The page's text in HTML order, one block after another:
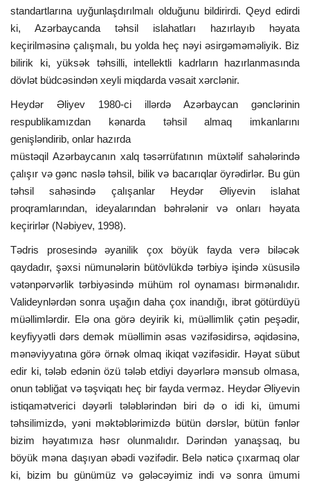
standartlarına uyğunlaşdırılmalı olduğunu bildirirdi. Qeyd edirdi
ki, Azərbaycanda təhsil islahatları hazırlayıb həyata
keçirilməsinə çalışmalı, bu yolda heç nəyi əsirgəməməliyik. Biz
bilirik ki, yüksək təhsilli, intellektli kadrların hazırlanmasında
dövlət büdcəsindən xeyli miqdarda vəsait xərclənir.
Heydər Əliyev 1980-ci illərdə Azərbaycan gənclərinin
respublikamızdan kənarda təhsil almaq imkanlarını
genişləndirib, onlar hazırda
müstəqil Azərbaycanın xalq təsərrüfatının müxtəlif sahələrində
çalışır və gənc nəslə təhsil, bilik və bacarıqlar öyrədirlər. Bu gün
təhsil sahəsində çalışanlar Heydər Əliyevin islahat
proqramlarından, ideyalarından bəhrələnir və onları həyata
keçirirlər (Nəbiyev, 1998).
Tədris prosesində əyanilik çox böyük fayda verə biləcək
qaydadır, şəxsi nümunələrin bütövlükdə tərbiyə işində xüsusilə
vətənpərvərlik tərbiyəsində mühüm rol oynaması birmənalıdır.
Valideynlərdən sonra uşağın daha çox inandığı, ibrət götürdüyü
müəllimlərdir. Elə ona görə deyirik ki, müəllimlik çətin peşədir,
keyfiyyətli dərs demək müəllimin əsas vəzifəsidirsə, əqidəsinə,
mənəviyyatına görə örnək olmaq ikiqat vəzifəsidir. Həyat sübut
edir ki, tələb edənin özü tələb etdiyi dəyərlərə mənsub olmasa,
onun təbliğat və təşviqatı heç bir fayda verməz. Heydər Əliyevin
istiqamətverici dəyərli tələblərindən biri də o idi ki, ümumi
təhsilimizdə, yəni məktəblərimizdə bütün dərslər, bütün fənlər
bizim həyatımıza həsr olunmalıdır. Dərindən yanaşsaq, bu
böyük məna daşıyan əbədi vəzifədir. Belə nəticə çıxarmaq olar
ki, bizim bu günümüz və gələcəyimiz indi və sonra ümumi